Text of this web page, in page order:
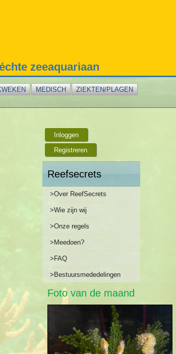
zeeaquariaan
MEDISCH
ZIEKTEN/PLAGEN
Inloggen
Registreren
Reefsecrets
>Over ReefSecrets
>Wie zijn wij
>Onze regels
>Meedoen?
>FAQ
>Bestuursmededelingen
Foto van de maand